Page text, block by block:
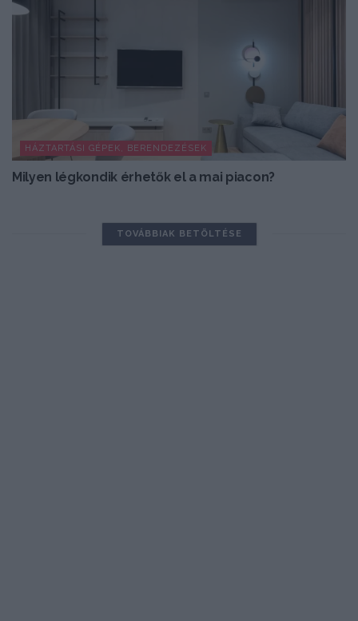
HÁZTARTÁSI GÉPEK, BERENDEZÉSEK
Milyen légkondik érhetők el a mai piacon?
TOVÁBBIAK BETÖLTÉSE